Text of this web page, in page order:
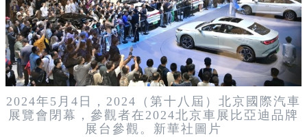
2024年5月4日，2024（第十八屆）北京國際汽車
展覽會閉幕，參觀者在2024北京車展比亞迪品牌
展台參觀。新華社圖片